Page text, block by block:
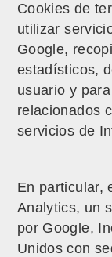
Cookies de
utilizar
Google,
estadísticos,
usuario y
relacionados
servicios de
En particular,
Analytics, un
por Google,
Unidos con